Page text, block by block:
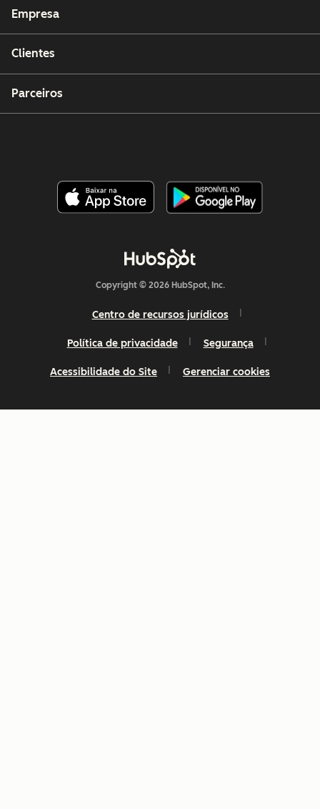
Empresa
Clientes
Parceiros
Copyright © 2026 HubSpot, Inc.
Centro de recursos jurídicos
Política de privacidade Segurança
Acessibilidade do Site Gerenciar cookies